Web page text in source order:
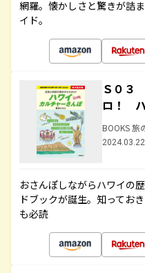
網羅。懐かしさと驚きが詰
イド。
Ｓ０３
ロ！ ハ
BOOKS 旅
おさんぽしながらハワイの
ドブックが誕生。知ってお
も必読